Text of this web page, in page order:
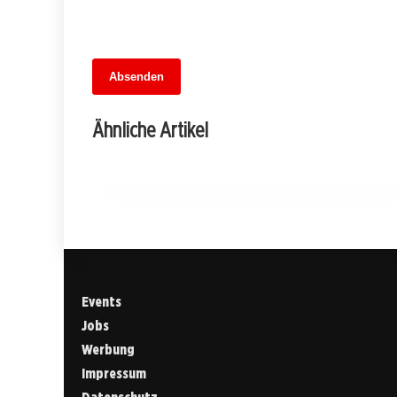
Absenden
Ähnliche Artikel
MuseumsMeileMitte: Berlins neues
kulturelles Herz schlägt am
Events
Jobs
Werbung
Impressum